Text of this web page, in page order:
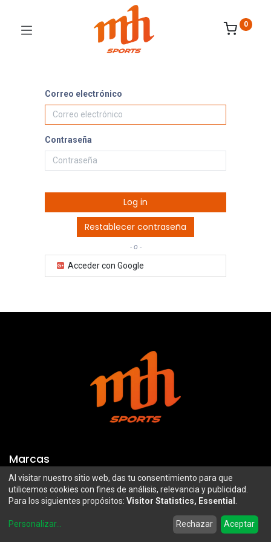
Wishlist Account
0
Correo electrónico
Contraseña
Log in
Restablecer contraseña
- o -
Acceder con Google
Marcas
Troy Lee Designs
100%
Airoh
Mazawi
SIDI
Al visitar nuestro sitio web, das tu consentimiento para que
utilicemos cookies con fines de análisis, relevancia y publicidad.
Para los siguientes propósitos: Visitor Statistics, Essential
Personalizar... Rechazar Aceptar